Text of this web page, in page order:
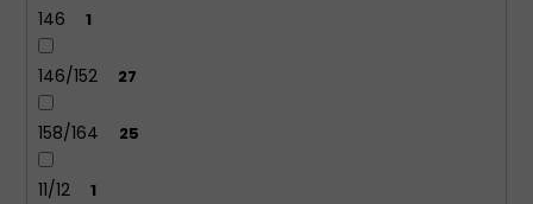
146 1
146/152 27
158/164 25
11/12 1